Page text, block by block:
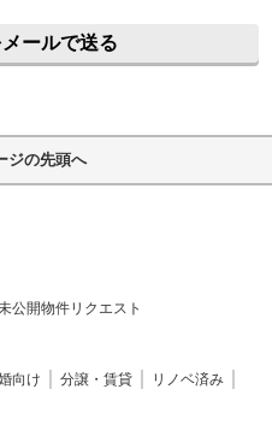
ールで送る
ジの先頭へ
公開物件リクエスト
向け 分譲・賃貸
リノベ済み